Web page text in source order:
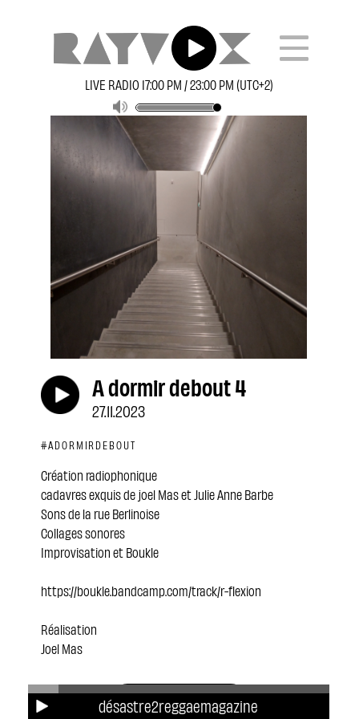
LIVE RADIO 17:00 PM / 23:00 PM (UTC+2)
désastre2reggaemagazine
A dormir debout 4
27.11.2023
#ADORMIRDEBOUT
Création radiophonique
cadavres exquis de joel Mas et Julie Anne Barbe
Sons de la rue Berlinoise
Collages sonores
Improvisation et Boukle
https://boukle.bandcamp.com/track/r-flexion
Réalisation
Joel Mas
Download